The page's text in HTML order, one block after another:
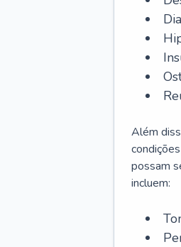
Além
possam
incluem: